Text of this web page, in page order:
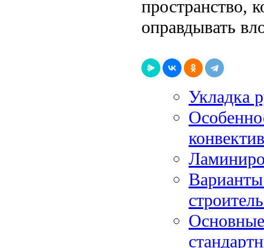
пространство,
оправдывать
Укладка